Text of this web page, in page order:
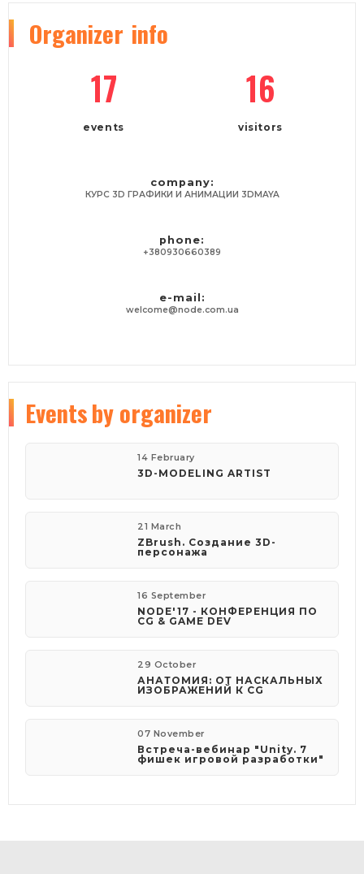
Organizer info
17
events
16
visitors
company:
КУРС 3D ГРАФИКИ И АНИМАЦИИ 3DMAYA
phone:
+380930660389
e-mail:
welcome@node.com.ua
Eventsby organizer
14 February
3D-MODE­LING ARTIST
21 March
ZBrush. Создание 3D-
персонажа
16 September
NODE'17 - КОНФЕРЕНЦИЯ ПО
CG & GAME DEV
29 October
АНАТОМИЯ: ОТ НАСКАЛЬНЫХ
ИЗОБРАЖЕНИЙ К CG
07 November
Встреча-вебинар "Unity. 7
фишек игровой разработки"